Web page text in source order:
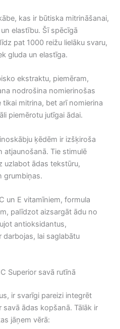
kas ir būtiska mitrināšanai,
elastību. Šī spēcīgā
pat 1000 reižu lielāku svaru,
gluda un elastīga.
ekstraktu, piemēram,
nodrošina nomierinošas
mitrina, bet arī nomierina
piemērotu jutīgai ādai.
ķēdēm ir izšķiroša
atjaunošanā. Tie stimulē
uzlabot ādas tekstūru,
grumbiņas.
un E vitamīniem, formula
palīdzot aizsargāt ādu no
antioksidantus,
darbojas, lai saglabātu
Superior savā rutīnā
ir svarīgi pareizi integrēt
ādas kopšanā. Tālāk ir
jāņem vērā: